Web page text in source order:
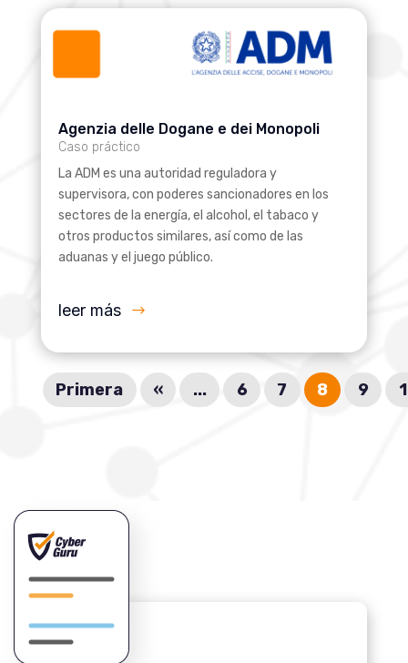
Agenzia delle Dogane e dei Monopoli
Caso práctico
La ADM es una autoridad reguladora y
supervisora, con poderes sancionadores en los
sectores de la energía, el alcohol, el tabaco y
otros productos similares, así como de las
aduanas y el juego público.
leer más
Primera « ... 6 7 8 9